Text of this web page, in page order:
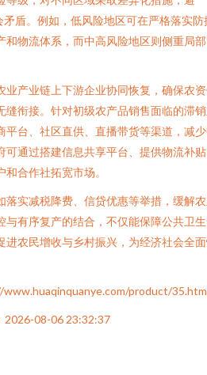
盾。例如，低风险地区可在严格落实防
和物流体系，而中高风险地区则侧重局
业产业链上下游企业协同恢复，确保农
缝衔接。针对初级农产品销售面临的滞
平台、社区直供、直播带货等渠道，减
可通过搭建信息共享平台、提供物流补
合作社拓宽市场。
落实减税降费、信贷优惠等举措，缓解
与有序复产的结合，不仅能保障公共卫
进农民增收与乡村振兴，为经济社会全
product/
2026-08-06 23:32:37